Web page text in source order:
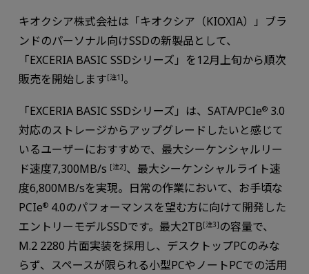
キオクシア株式会社は「キオクシア（KIOXIA）」ブラ
ンドのパーソナル向けSSDの新製品として、
「EXCERIA BASIC SSDシリーズ」を12月上旬から順次
販売を開始します[注1]。
「EXCERIA BASIC SSDシリーズ」は、SATA/PCIe®3.0
対応のストレージからアップグレードしたいと感じて
いるユーザーにおすすめで、最大シーケンシャルリー
ド速度7,300MB/s [注2]、最大シーケンシャルライト速
度6,800MB/sを実現。日常の作業において、お手頃な
PCIe®4.0のパフォーマンスを望む方に向けて開発した
エントリーモデルSSDです。最大2TB[注3] の容量で、
M.2 2280 片面実装を採用し、デスクトップPCのみな
らず、スペースが限られる小型PCやノートPCでの活用